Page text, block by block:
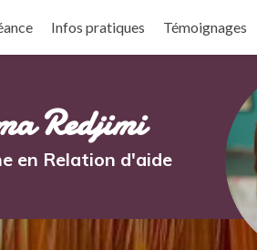
Infos pratiques Témoignages
Redjimi
en Relation d'aide